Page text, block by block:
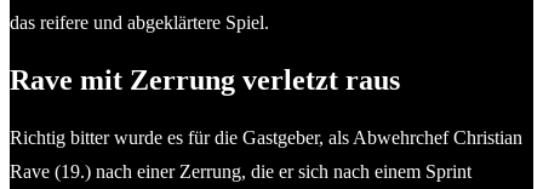
das reifere und abgeklärtere Spiel.
Rave mit Zerrung verletzt raus
Richtig bitter wurde es für die Gastgeber, als Abwehrchef Christian
Rave (19.) nach einer Zerrung, die er sich nach einem Sprint